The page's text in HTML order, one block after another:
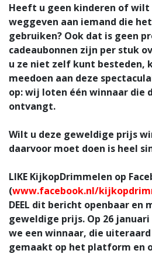
Heeft u geen kinderen of wilt
weggeven aan iemand die
gebruiken? Ook dat is geen
cadeaubonnen zijn per stuk
u ze niet zelf kunt besteden,
meedoen aan deze
op:wij loten één winnaar die
ontvangt.
Wilt u deze geweldige prijs
daarvoor moet doen is heel
LIKE KijkopDrimmelen op
(www.facebook.nl/
DEEL dit bericht openbaar en
geweldige prijs. Op 26
we een winnaar, die
gemaakt op het platform en